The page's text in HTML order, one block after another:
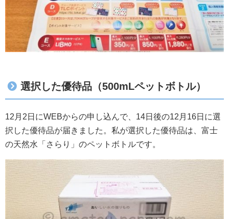
選択した優待品（500mLペットボトル）
12月2日にWEBからの申し込んで、14日後の12月16日に選
択した優待品が届きました。私が選択した優待品は、富士
の天然水「さらり」のペットボトルです。